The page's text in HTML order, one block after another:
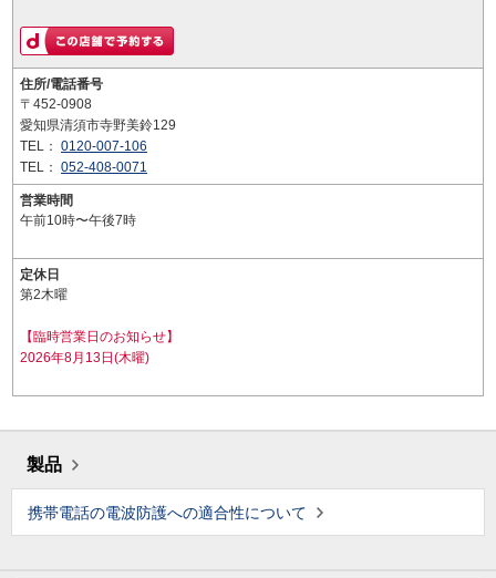
住所/電話番号
〒452-0908
愛知県清須市寺野美鈴129
TEL： 0120-007-106
TEL： 052-408-0071
営業時間
午前10時〜午後7時
定休日
第2木曜
【臨時営業日のお知らせ】
2026年8月13日(木曜)
製品
携帯電話の電波防護への適合性について